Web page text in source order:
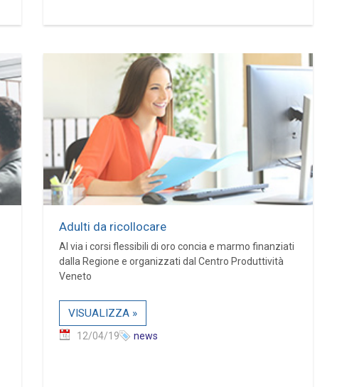
Adulti da ricollocare
Al via i corsi flessibili di oro concia e marmo finanziati
dalla Regione e organizzati dal Centro Produttività
Veneto
VISUALIZZA »
12/04/19 news